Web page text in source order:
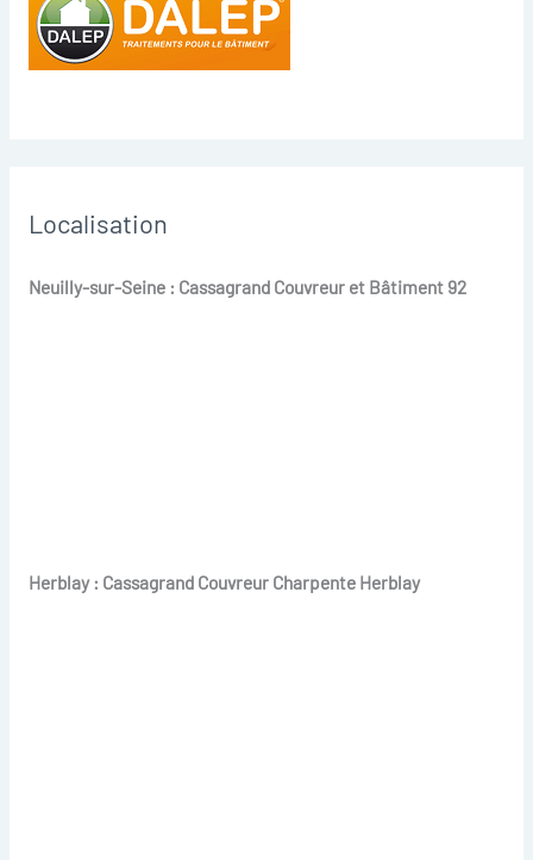
Localisation
Neuilly-sur-Seine : Cassagrand Couvreur et Bâtiment 92
Herblay : Cassagrand Couvreur Charpente Herblay